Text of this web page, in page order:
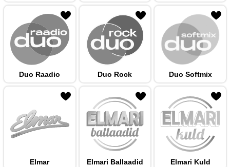
Duo Raadio Duo Rock Duo Softmix
Elmar Elmari Ballaadid Elmari Kuld